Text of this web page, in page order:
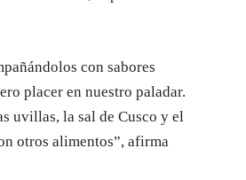
con sabores
placer en nuestro paladar.
uvillas, la sal de Cusco y el
otros alimentos”, afirma